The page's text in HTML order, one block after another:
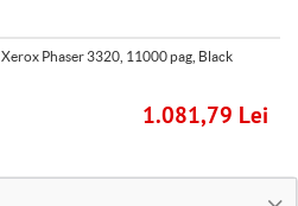
Phaser 3320, 11000 pag, Black
1.081,79 Lei